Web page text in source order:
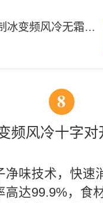
冰变频风冷无霜冰
8
频风冷十字对
净味技术，快速
高达99.9%，食